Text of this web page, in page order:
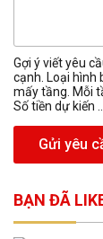
Gợi ý viết yêu
cạnh. Loại hình
mấy tầng. Mỗi
Số tiền dự kiến ...
Gửi yêu
BẠN ĐÃ